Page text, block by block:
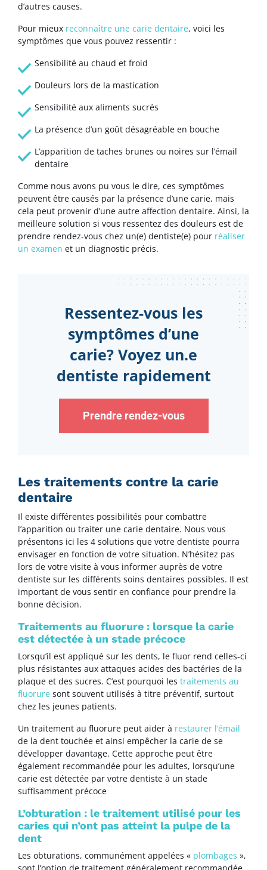
d’autres causes.
Pour mieux reconnaître une carie dentaire, voici les
symptômes que vous pouvez ressentir :
Sensibilité au chaud et froid
Douleurs lors de la mastication
Sensibilité aux aliments sucrés
La présence d’un goût désagréable en bouche
L’apparition de taches brunes ou noires sur l’émail
dentaire
Comme nous avons pu vous le dire, ces symptômes
peuvent être causés par la présence d’une carie, mais
cela peut provenir d’une autre affection dentaire. Ainsi, la
meilleure solution si vous ressentez des douleurs est de
prendre rendez-vous chez un(e) dentiste(e) pour réaliser
un examen et un diagnostic précis.
Ressentez-vous les
symptômes d’une
carie? Voyez un.e
dentiste rapidement
Prendre rendez-vous
Les traitements contre la carie
dentaire
Il existe différentes possibilités pour combattre
l’apparition ou traiter une carie dentaire. Nous vous
présentons ici les 4 solutions que votre dentiste pourra
envisager en fonction de votre situation. N’hésitez pas
lors de votre visite à vous informer auprès de votre
dentiste sur les différents soins dentaires possibles. Il est
important de vous sentir en confiance pour prendre la
bonne décision.
Traitements au fluorure : lorsque la carie
est détectée à un stade précoce
Lorsqu’il est appliqué sur les dents, le fluor rend celles-ci
plus résistantes aux attaques acides des bactéries de la
plaque et des sucres. C’est pourquoi les traitements au
fluorure sont souvent utilisés à titre préventif, surtout
chez les jeunes patients.
Un traitement au fluorure peut aider à restaurer l’émail
de la dent touchée et ainsi empêcher la carie de se
développer davantage. Cette approche peut être
également recommandée pour les adultes, lorsqu’une
carie est détectée par votre dentiste à un stade
suffisamment précoce
L’obturation : le traitement utilisé pour les
caries qui n’ont pas atteint la pulpe de la
dent
Les obturations, communément appelées « plombages »,